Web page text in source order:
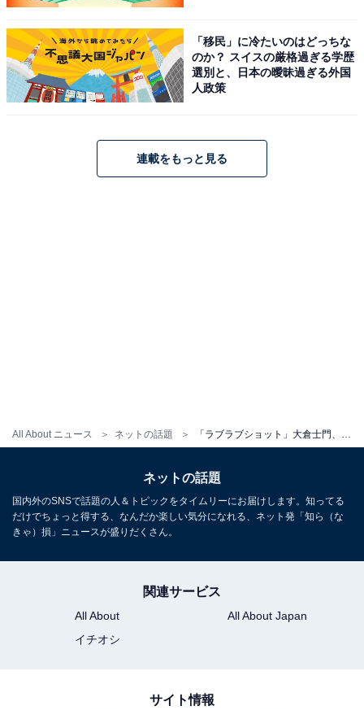
All About ニュース ネットの話題
「移民」に冷たいのはどっちな
のか？ スイスの厳格過ぎる学歴
選別と、日本の曖昧過ぎる外国
人政策
連載をもっと見る
ネットの話題
国内外のSNSで話題の人＆トピックをタイムリーにお届けします。知ってる
だけでちょっと得する、なんだか楽しい気分になれる、ネット発「知ら（な
きゃ）損」ニュースが盛りだくさん。
関連サービス
All About
All About Japan
イチオシ
サイト情報